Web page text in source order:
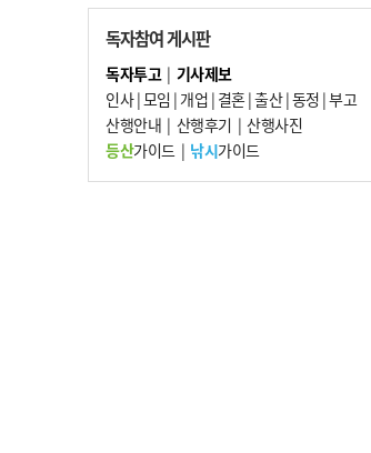
7
지역 상권도 말라죽을 판이라…가뭄 속 밀
양물축제 강행 논란
8
통영시민 추석 전 35만 원 받는다
9
부산 철강공장 50대 노동자 추락사
10 국힘 부산시당, ‘정이한 조력’ 시의원 윤리
위에…‘한동훈 지지’도 신고접수
독자참여 게시판
독자투고| 기사제보
인사|모임 | 개업 | 결혼|출산|동정 |부고
산행안내 | 산행후기 | 산행사진
등산가이드| 낚시가이드